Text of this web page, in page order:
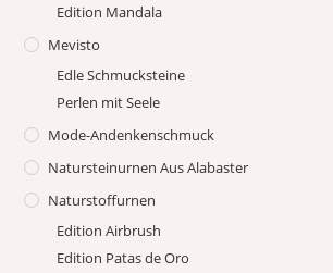
Edition Mandala
Mevisto
Edle Schmucksteine
Perlen mit Seele
Mode-Andenkenschmuck
Natursteinurnen Aus Alabaster
Naturstoffurnen
Edition Airbrush
Edition Patas de Oro